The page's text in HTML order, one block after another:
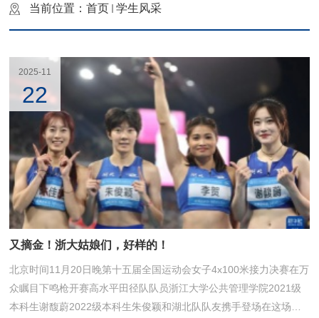
当前位置：首页 学生风采
2025-11
22
又摘金！浙大姑娘们，好样的！
北京时间11月20日晚第十五届全国运动会女子4x100米接力决赛在万
众瞩目下鸣枪开赛高水平田径队队员浙江大学公共管理学院2021级
本科生谢馥蔚2022级本科生朱俊颖和湖北队队友携手登场在这场速